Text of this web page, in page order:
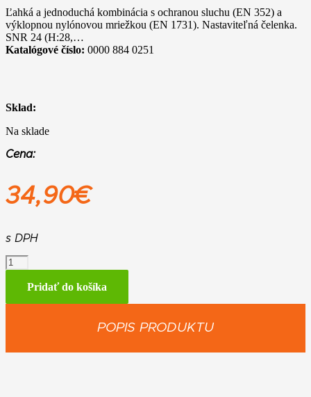
Ľahká a jednoduchá kombinácia s ochranou sluchu (EN 352) a
výklopnou nylónovou mriežkou (EN 1731). Nastaviteľná čelenka.
SNR 24 (H:28,…
Katalógové číslo: 0000 884 0251
Sklad:
Na sklade
Cena:
34,90€
s DPH
množstvo
Ochrana
Pridať do košíka
POPIS PRODUKTU